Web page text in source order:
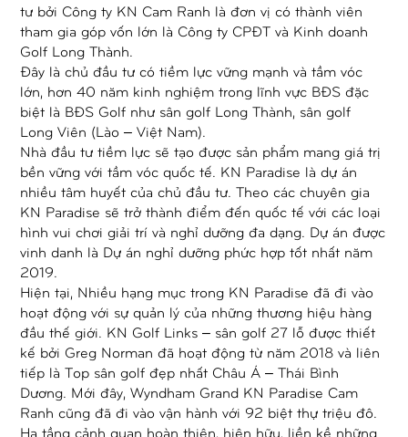
tư bởi Công ty KN Cam Ranh là đơn vị có thành viên
tham gia góp vốn lớn là Công ty CPĐT và Kinh doanh
Golf Long Thành.
Đây là chủ đầu tư có tiềm lực vững mạnh và tầm vóc
lớn, hơn 40 năm kinh nghiệm trong lĩnh vực BĐS đặc
biệt là BĐS Golf như sân golf Long Thành, sân golf
Long Viên (Lào – Việt Nam).
Nhà đầu tư tiềm lực sẽ tạo được sản phẩm mang giá trị
bền vững với tầm vóc quốc tế. KN Paradise là dự án
nhiều tâm huyết của chủ đầu tư. Theo các chuyên gia
KN Paradise sẽ trở thành điểm đến quốc tế với các loại
hình vui chơi giải trí và nghỉ dưỡng đa dạng. Dự án được
vinh danh là Dự án nghỉ dưỡng phức hợp tốt nhất năm
2019.
Hiện tại, Nhiều hạng mục trong KN Paradise đã đi vào
hoạt động với sự quản lý của những thương hiệu hàng
đầu thế giới. KN Golf Links – sân golf 27 lỗ được thiết
kế bởi Greg Norman đã hoạt động từ năm 2018 và liên
tiếp là Top sân golf đẹp nhất Châu Á – Thái Bình
Dương. Mới đây, Wyndham Grand KN Paradise Cam
Ranh cũng đã đi vào vận hành với 92 biệt thự triệu đô.
Hạ tầng cảnh quan hoàn thiện, hiện hữu, liền kề những